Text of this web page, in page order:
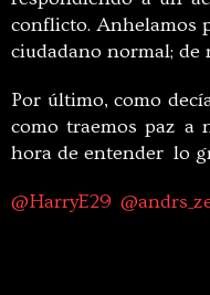
conflicto. Anhelamos
ciudadano normal; de
Por último, como
como traemos paz a
hora de entender lo
@HarryE29 @